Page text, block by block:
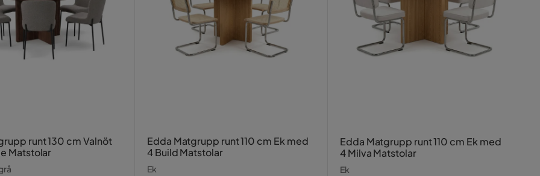
runt 130 cm Valnöt
Matstolar
Edda Matgrupp runt 110 cm Ek med
4 Build Matstolar
Ek
Edda Matgrupp runt 110 cm Ek med
4 Milva Matstolar
Ek